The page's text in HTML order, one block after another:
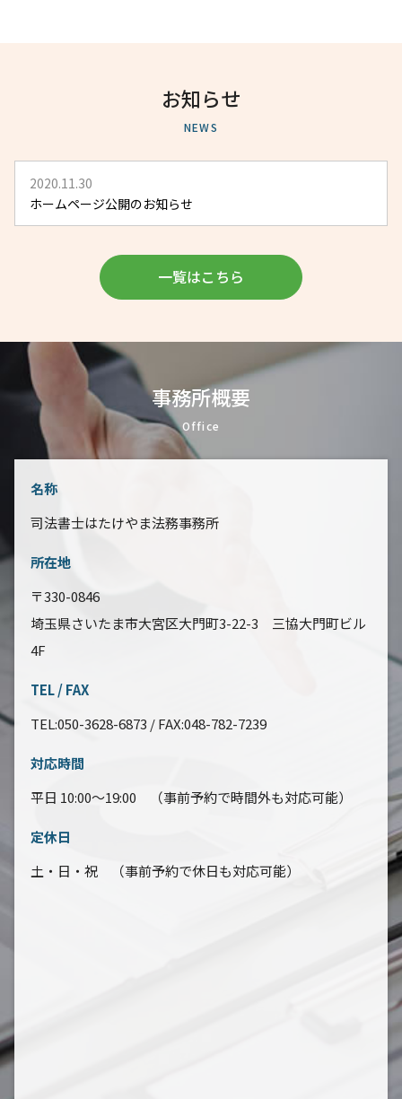
お知らせ
NEWS
2020.11.30
ホームページ公開のお知らせ
一覧はこちら
事務所概要
Office
名称
司法書士はたけやま法務事務所
所在地
〒330-0846
埼玉県さいたま市大宮区大門町3-22-3 三協大門町ビル
4F
TEL / FAX
TEL:050-3628-6873 / FAX:048-782-7239
対応時間
平日 10:00～19:00 （事前予約で時間外も対応可能）
定休日
土・日・祝 （事前予約で休日も対応可能）